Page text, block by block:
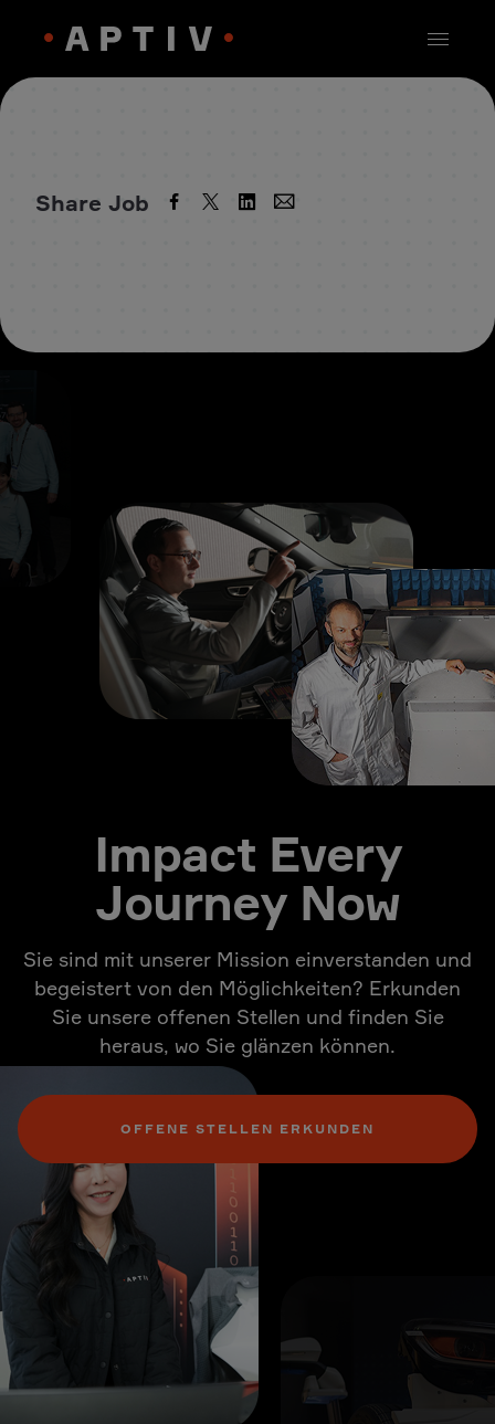
Share Job
Impact Every
Journey Now
Sie sind mit unserer Mission einverstanden und
begeistert von den Möglichkeiten? Erkunden
Sie unsere offenen Stellen und finden Sie
heraus, wo Sie glänzen können.
OFFENE STELLEN ERKUNDEN